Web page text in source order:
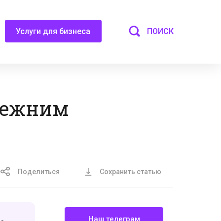
Услуги для бизнеса ПОИСК
Поделиться Сохранить статью
Наш телеграм